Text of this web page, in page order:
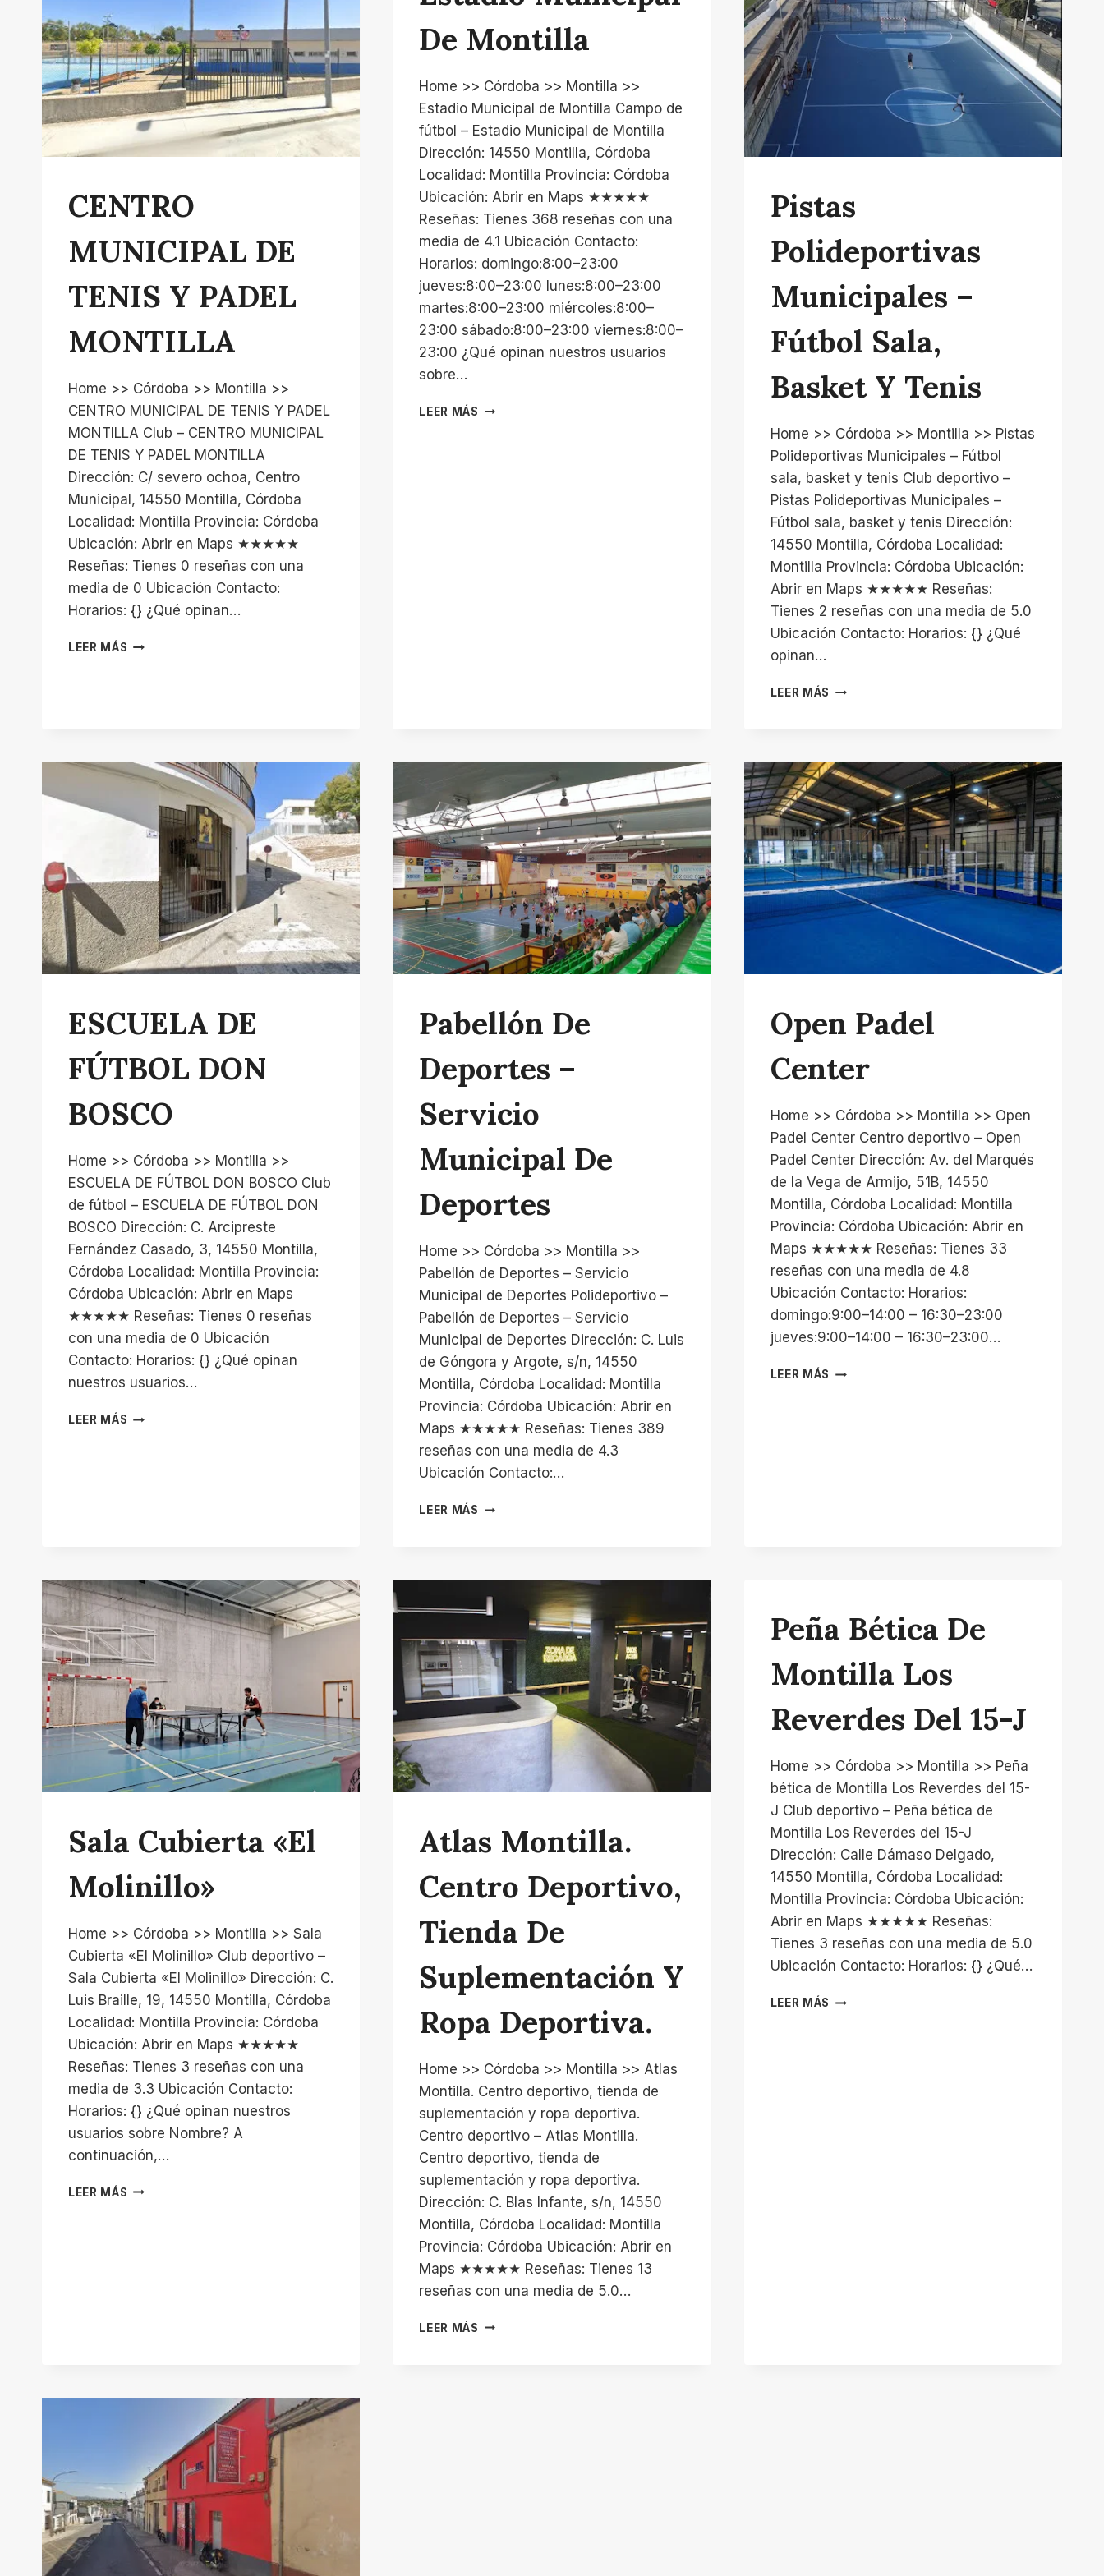
CENTRO
MUNICIPAL DE
TENIS Y PADEL
MONTILLA
Home >> Córdoba >> Montilla >>
CENTRO MUNICIPAL DE TENIS Y PADEL
MONTILLA Club – CENTRO MUNICIPAL
DE TENIS Y PADEL MONTILLA
Dirección: C/ severo ochoa, Centro
Municipal, 14550 Montilla, Córdoba
Localidad: Montilla Provincia: Córdoba
Ubicación: Abrir en Maps ★★★★★
Reseñas: Tienes 0 reseñas con una
media de 0 Ubicación Contacto:
Horarios: {} ¿Qué opinan…
LEER MÁS CENTRO
De Montilla
Home >> Córdoba >> Montilla >>
Estadio Municipal de Montilla Campo de
fútbol – Estadio Municipal de Montilla
Dirección: 14550 Montilla, Córdoba
Localidad: Montilla Provincia: Córdoba
Ubicación: Abrir en Maps ★★★★★
Reseñas: Tienes 368 reseñas con una
media de 4.1 Ubicación Contacto:
Horarios: domingo:8:00–23:00
jueves:8:00–23:00 lunes:8:00–23:00
martes:8:00–23:00 miércoles:8:00–
23:00 sábado:8:00–23:00 viernes:8:00–
23:00 ¿Qué opinan nuestros usuarios
sobre…
LEER MÁS ESTADIO
Pistas
Polideportivas
Municipales –
Fútbol Sala,
Basket Y Tenis
Home >> Córdoba >> Montilla >> Pistas
Polideportivas Municipales – Fútbol
sala, basket y tenis Club deportivo –
Pistas Polideportivas Municipales –
Fútbol sala, basket y tenis Dirección:
14550 Montilla, Córdoba Localidad:
Montilla Provincia: Córdoba Ubicación:
Abrir en Maps ★★★★★ Reseñas:
Tienes 2 reseñas con una media de 5.0
Ubicación Contacto: Horarios: {} ¿Qué
opinan…
LEER MÁS PISTAS
SALA,
BASKET
Y
TENIS
ESCUELA DE
FÚTBOL DON
BOSCO
Home >> Córdoba >> Montilla >>
ESCUELA DE FÚTBOL DON BOSCO Club
de fútbol – ESCUELA DE FÚTBOL DON
BOSCO Dirección: C. Arcipreste
Fernández Casado, 3, 14550 Montilla,
Córdoba Localidad: Montilla Provincia:
Córdoba Ubicación: Abrir en Maps
★★★★★ Reseñas: Tienes 0 reseñas
con una media de 0 Ubicación
Contacto: Horarios: {} ¿Qué opinan
nuestros usuarios…
LEER MÁS ESCUELA
Pabellón De
Deportes –
Servicio
Municipal De
Deportes
Home >> Córdoba >> Montilla >>
Pabellón de Deportes – Servicio
Municipal de Deportes Polideportivo –
Pabellón de Deportes – Servicio
Municipal de Deportes Dirección: C. Luis
de Góngora y Argote, s/n, 14550
Montilla, Córdoba Localidad: Montilla
Provincia: Córdoba Ubicación: Abrir en
Maps ★★★★★ Reseñas: Tienes 389
reseñas con una media de 4.3
Ubicación Contacto:…
LEER MÁS PABELLÓN
DE
DEPORTES
Open Padel
Center
Home >> Córdoba >> Montilla >> Open
Padel Center Centro deportivo – Open
Padel Center Dirección: Av. del Marqués
de la Vega de Armijo, 51B, 14550
Montilla, Córdoba Localidad: Montilla
Provincia: Córdoba Ubicación: Abrir en
Maps ★★★★★ Reseñas: Tienes 33
reseñas con una media de 4.8
Ubicación Contacto: Horarios:
domingo:9:00–14:00 – 16:30–23:00
jueves:9:00–14:00 – 16:30–23:00…
LEER MÁS OPEN
Sala Cubierta «El
Molinillo»
Home >> Córdoba >> Montilla >> Sala
Cubierta «El Molinillo» Club deportivo –
Sala Cubierta «El Molinillo» Dirección: C.
Luis Braille, 19, 14550 Montilla, Córdoba
Localidad: Montilla Provincia: Córdoba
Ubicación: Abrir en Maps ★★★★★
Reseñas: Tienes 3 reseñas con una
media de 3.3 Ubicación Contacto:
Horarios: {} ¿Qué opinan nuestros
usuarios sobre Nombre? A
continuación,…
LEER MÁS SALA
Atlas Montilla.
Centro Deportivo,
Tienda De
Suplementación Y
Ropa Deportiva.
Home >> Córdoba >> Montilla >> Atlas
Montilla. Centro deportivo, tienda de
suplementación y ropa deportiva.
Centro deportivo – Atlas Montilla.
Centro deportivo, tienda de
suplementación y ropa deportiva.
Dirección: C. Blas Infante, s/n, 14550
Montilla, Córdoba Localidad: Montilla
Provincia: Córdoba Ubicación: Abrir en
Maps ★★★★★ Reseñas: Tienes 13
reseñas con una media de 5.0…
LEER MÁS ATLAS
Peña Bética De
Montilla Los
Reverdes Del 15-J
Home >> Córdoba >> Montilla >> Peña
bética de Montilla Los Reverdes del 15-
J Club deportivo – Peña bética de
Montilla Los Reverdes del 15-J
Dirección: Calle Dámaso Delgado,
14550 Montilla, Córdoba Localidad:
Montilla Provincia: Córdoba Ubicación:
Abrir en Maps ★★★★★ Reseñas:
Tienes 3 reseñas con una media de 5.0
Ubicación Contacto: Horarios: {} ¿Qué…
LEER MÁS PEÑA